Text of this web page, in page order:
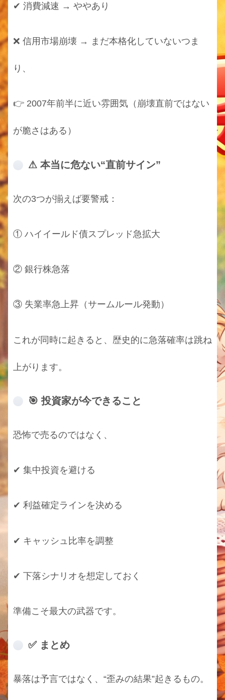
✔ 消費減速 → ややあり
❌ 信用市場崩壊 → まだ本格化していないつま
り、
👉 2007年前半に近い雰囲気（崩壊直前ではない
が脆さはある）
⚠ 本当に危ない“直前サイン”
次の3つが揃えば要警戒：
① ハイイールド債スプレッド急拡大
② 銀行株急落
③ 失業率急上昇（サームルール発動）
これが同時に起きると、歴史的に急落確率は跳ね
上がります。
🎯 投資家が今できること
恐怖で売るのではなく、
✔ 集中投資を避ける
✔ 利益確定ラインを決める
✔ キャッシュ比率を調整
✔ 下落シナリオを想定しておく
準備こそ最大の武器です。
✅ まとめ
暴落は予言ではなく、“歪みの結果”起きるもの。